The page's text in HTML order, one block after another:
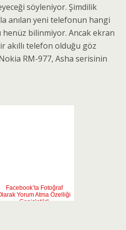
söyleniyor. Şimdilik
anılan yeni telefonun hangi
henüz bilinmiyor. Ancak ekran
akıllı telefon olduğu göz
RM-977, Asha serisinin
Facebook’ta Fotoğraf
Yorum Atma Özelliği
Genişletildi